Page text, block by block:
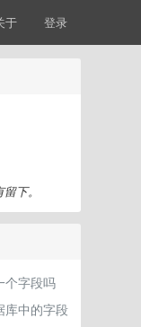
于 登录
下。
个字段吗
库中的字段